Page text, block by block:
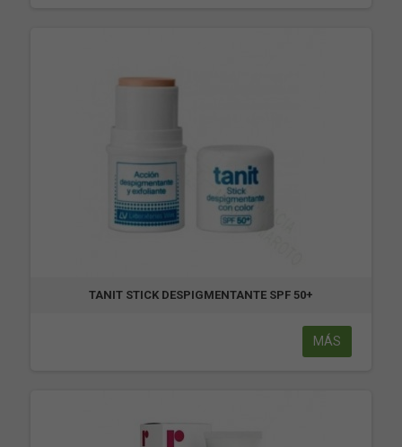
TANIT STICK DESPIGMENTANTE SPF 50+
MÁS